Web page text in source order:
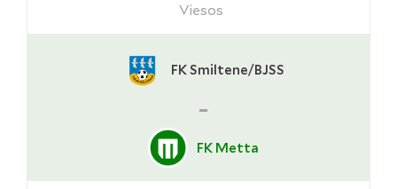
Viesos
FK Smiltene/BJSS
-
FK Metta